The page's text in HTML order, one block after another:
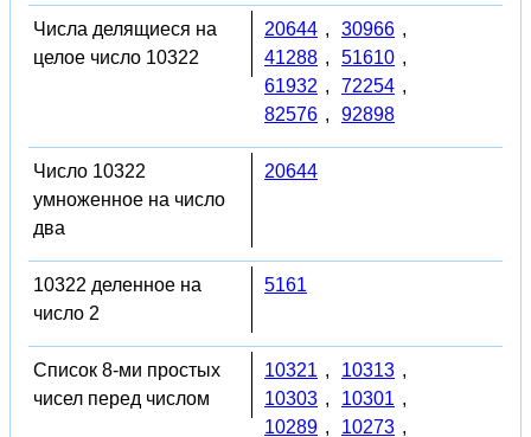
Числа делящиеся на
целое число 10322
20644 , 30966 ,
41288 , 51610 ,
61932 , 72254 ,
82576 , 92898
Число 10322
умноженное на число
два
20644
10322 деленное на
число 2
5161
Список 8-ми простых
чисел перед числом
10321 , 10313 ,
10303 , 10301 ,
10289 , 10273 ,